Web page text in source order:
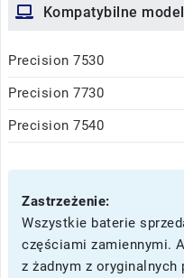
Kompatybilne
Precision 7530
Precision 7730
Precision 7540
Zastrzeżenie:
Wszystkie baterie
częściami zamiennymi.
z żadnym z